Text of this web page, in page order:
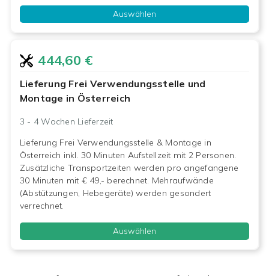
Auswählen
444,60 €
Lieferung Frei Verwendungsstelle und
Montage in Österreich
3 - 4 Wochen Lieferzeit
Lieferung Frei Verwendungsstelle & Montage in
Österreich inkl. 30 Minuten Aufstellzeit mit 2 Personen.
Zusätzliche Transportzeiten werden pro angefangene
30 Minuten mit € 49,- berechnet. Mehraufwände
(Abstützungen, Hebegeräte) werden gesondert
verrechnet.
Auswählen